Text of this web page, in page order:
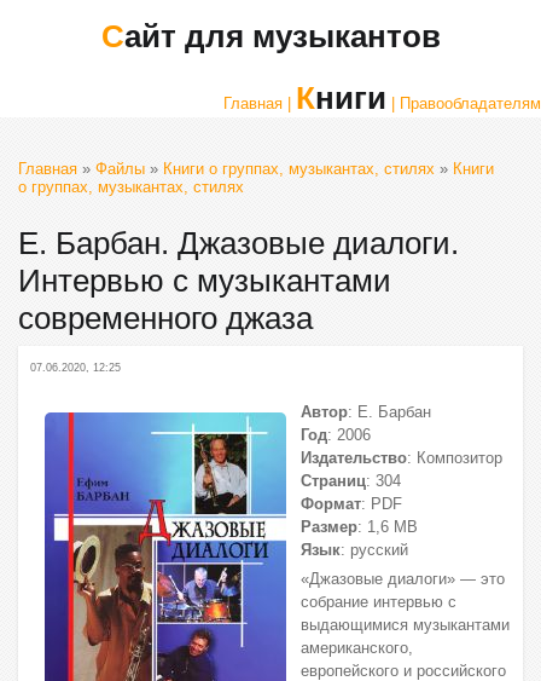
Сайт для музыкантов
Главная | Книги | Правообладателям
Главная » Файлы » Книги о группах, музыкантах, стилях » Книги
о группах, музыкантах, стилях
Е. Барбан. Джазовые диалоги.
Интервью с музыкантами
современного джаза
07.06.2020, 12:25
Автор: Е. Барбан
Год: 2006
Издательство: Композитор
Страниц: 304
Формат: PDF
Размер: 1,6 МВ
Язык: русский
«Джазовые диалоги» — это
собрание интервью с
выдающимися музыкантами
американского,
европейского и российского